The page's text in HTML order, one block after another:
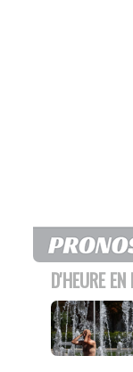
D'HEURE EN